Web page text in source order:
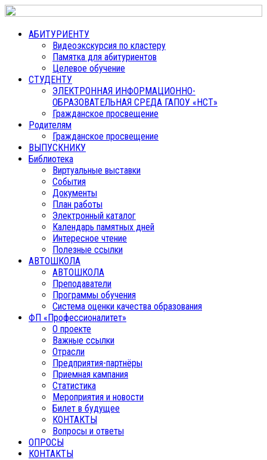
АБИТУРИЕНТУ
Видеоэкскурсия по кластеру
Памятка для абитуриентов
Целевое обучение
СТУДЕНТУ
ЭЛЕКТРОННАЯ ИНФОРМАЦИОННО-
ОБРАЗОВАТЕЛЬНАЯ СРЕДА ГАПОУ «НСТ»
Гражданское просвещение
Родителям
Гражданское просвещение
ВЫПУСКНИКУ
Библиотека
Виртуальные выставки
События
Документы
План работы
Электронный каталог
Календарь памятных дней
Интересное чтение
Полезные ссылки
АВТОШКОЛА
АВТОШКОЛА
Преподаватели
Программы обучения
Система оценки качества образования
ФП «Профессионалитет»
О проекте
Важные ссылки
Отрасли
Предприятия-партнёры
Приемная кампания
Статистика
Мероприятия и новости
Билет в будущее
КОНТАКТЫ
Вопросы и ответы
ОПРОСЫ
КОНТАКТЫ